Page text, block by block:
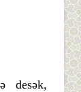
desək,